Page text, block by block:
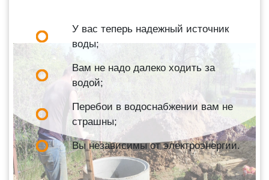
У вас теперь надежный источник
воды;
Вам не надо далеко ходить за
водой;
Перебои в водоснабжении вам не
страшны;
Вы независимы от электроэнергии.